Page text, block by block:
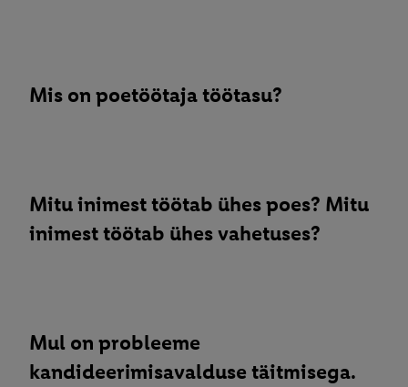
Mis on poetöötaja töötasu?
Mitu inimest töötab ühes poes? Mitu
inimest töötab ühes vahetuses?
Mul on probleeme
kandideerimisavalduse täitmisega.